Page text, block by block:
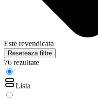
Este revendicata
Reseteaza filtre
76 rezultate
Lista